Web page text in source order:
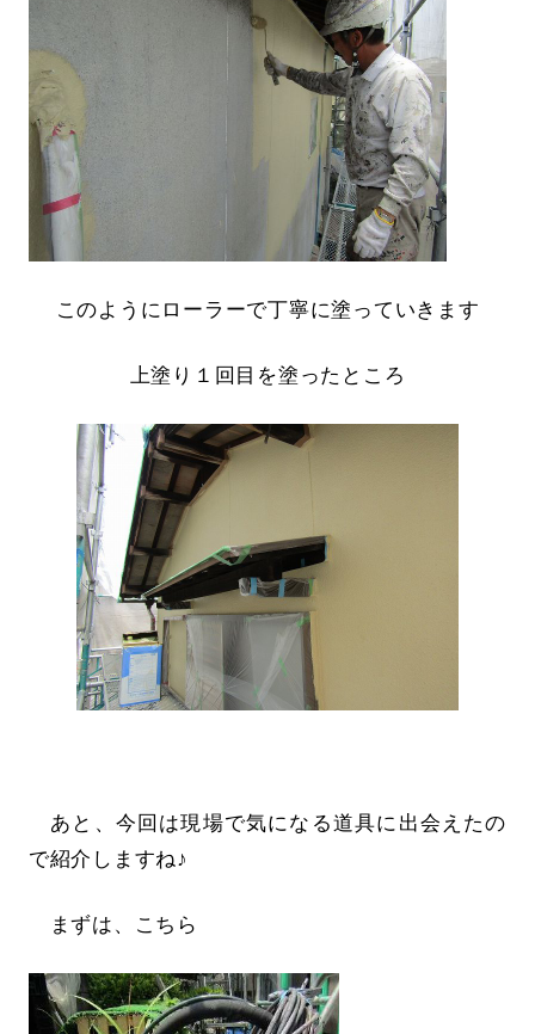
このようにローラーで丁寧に塗っていきます
上塗り１回目を塗ったところ
あと、今回は現場で気になる道具に出会えたの
で紹介しますね♪
まずは、こちら